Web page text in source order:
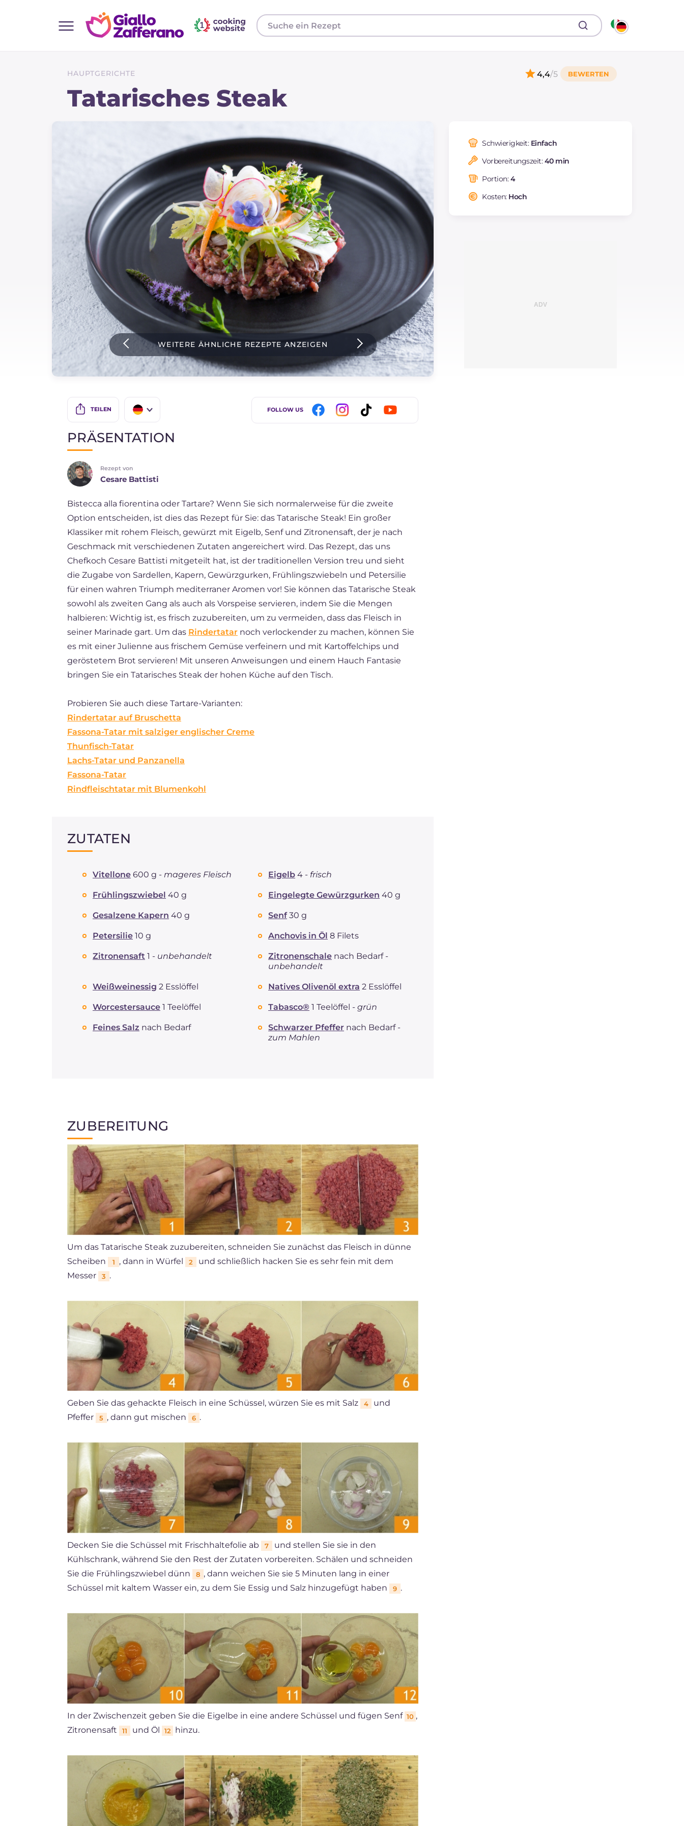
Kuchen und Backwaren
Neueste rezepte
IT Website
Instagram
YouTube
HAUPTGERICHTE
Tatarisches Steak
4,4/5
WEITERE ÄHNLICHE REZEPTE ANZEIGEN
TEILEN
BR
FOLLOW US
Schwierigkeit: Einfach
Vorbereitungszeit:40 min
Portion:4
Kosten: Hoch
PRÄSENTATION
Rezept von
Cesare Battisti
Bistecca alla fiorentina oder Tartare? Wenn Sie sich normalerweise für die zweite
Option entscheiden, ist dies das Rezept für Sie: das Tatarische Steak! Ein großer
Klassiker mit rohem Fleisch, gewürzt mit Eigelb, Senf und Zitronensaft, der je nach
Geschmack mit verschiedenen Zutaten angereichert wird. Das Rezept, das uns
Chefkoch Cesare Battisti mitgeteilt hat, ist der traditionellen Version treu und sieht
die Zugabe von Sardellen, Kapern, Gewürzgurken, Frühlingszwiebeln und Petersilie
für einen wahren Triumph mediterraner Aromen vor! Sie können das Tatarische Steak
sowohl als zweiten Gang als auch als Vorspeise servieren, indem Sie die Mengen
halbieren: Wichtig ist, es frisch zuzubereiten, um zu vermeiden, dass das Fleisch in
seiner Marinade gart. Um das Rindertatar noch verlockender zu machen, können Sie
es mit einer Julienne aus frischem Gemüse verfeinern und mit Kartoffelchips und
geröstetem Brot servieren! Mit unseren Anweisungen und einem Hauch Fantasie
bringen Sie ein Tatarisches Steak der hohen Küche auf den Tisch.
Probieren Sie auch diese Tartare-Varianten:
Rindertatar auf Bruschetta
Fassona-Tatar mit salziger englischer Creme
Thunfisch-Tatar
Lachs-Tatar und Panzanella
Fassona-Tatar
Rindfleischtatar mit Blumenkohl
ZUTATEN
Vitellone 600 g - mageres Fleisch Eigelb 4 - frisch
Frühlingszwiebel 40 g Eingelegte Gewürzgurken 40 g
Gesalzene Kapern 40 g Senf 30 g
Petersilie 10 g Anchovis in Öl 8 Filets
Zitronensaft 1 - unbehandelt Zitronenschale nach Bedarf -
unbehandelt
Weißweinessig 2 Esslöffel Natives Olivenöl extra 2 Esslöffel
Worcestersauce 1 Teelöffel Tabasco® 1 Teelöffel - grün
Feines Salz nach Bedarf Schwarzer Pfeffer nach Bedarf -
zum Mahlen
ZUBEREITUNG
Um das Tatarische Steak zuzubereiten, schneiden Sie zunächst das Fleisch in dünne
Scheiben
1 , dann in Würfel 2
und schließlich hacken Sie es sehr fein mit dem
Messer
3 .
Geben Sie das gehackte Fleisch in eine Schüssel, würzen Sie es mit Salz 4
und
Pfeffer
5 , dann gut mischen 6 .
Decken Sie die Schüssel mit Frischhaltefolie ab 7
und stellen Sie sie in den
Kühlschrank, während Sie den Rest der Zutaten vorbereiten. Schälen und schneiden
Sie die Frühlingszwiebel dünn
8 , dann weichen Sie sie 5 Minuten lang in einer
Schüssel mit kaltem Wasser ein, zu dem Sie Essig und Salz hinzugefügt haben
9 .
In der Zwischenzeit geben Sie die Eigelbe in eine andere Schüssel und fügen Senf 10 ,
Zitronensaft
11 und Öl 12 hinzu.